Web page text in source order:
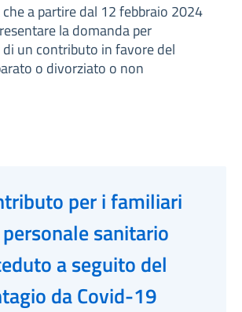
a partire dal 12 febbraio 2024
la domanda per
di un contributo in favore del
o divorziato o non
per i familiari
sanitario
a seguito del
da Covid-19